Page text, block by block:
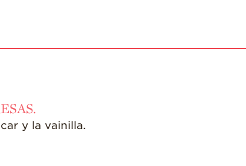
y la vainilla.